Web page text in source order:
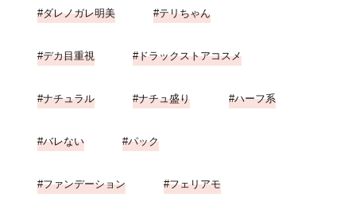
ダレノガレ明美 テリちゃん
デカ目重視 ドラックストアコスメ
ナチュラル ナチュ盛り ハーフ系
バレない パック
ファンデーション フェリアモ